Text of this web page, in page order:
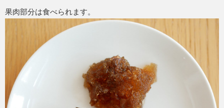
果肉部分は食べられます。